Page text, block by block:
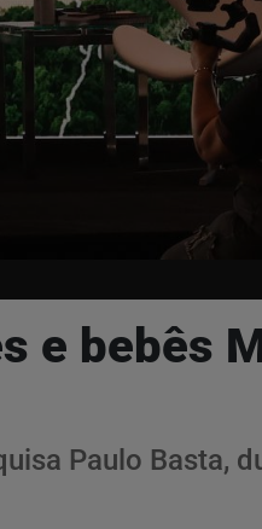
e bebês
Paulo Basta,